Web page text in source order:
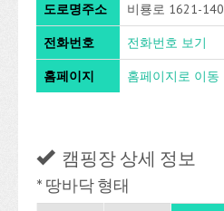
도로명주소 비룡로 1621-140
전화번호 전화번호 보기
홈페이지 홈페이지로 이동
캠핑장 상세 정보
* 땅바닥 형태